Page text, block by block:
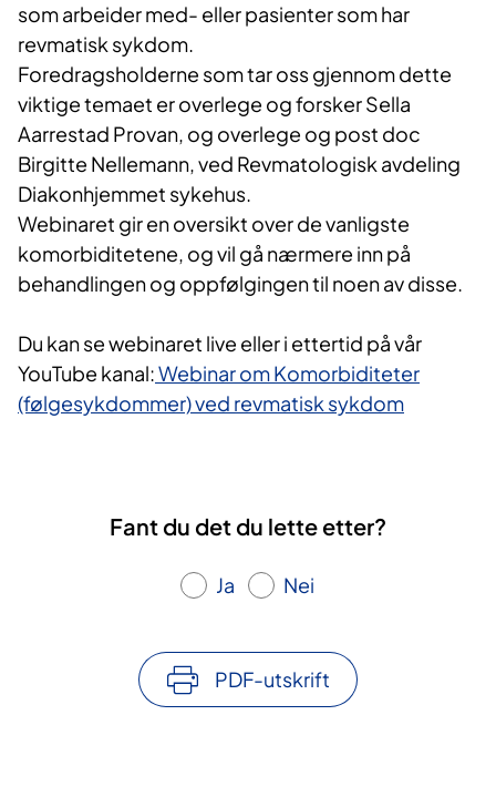
som arbeider med- eller pasienter som har
revmatisk sykdom.
Foredragsholderne som tar oss gjennom dette
viktige temaet er overlege og forsker Sella
Aarrestad Provan, og overlege og post doc
Birgitte Nellemann, ved Revmatologisk avdeling
Diakonhjemmet sykehus.
Webinaret gir en oversikt over de vanligste
komorbiditetene, og vil gå nærmere inn på
behandlingen og oppfølgingen til noen av disse.
Du kan se webinaret live eller i ettertid på vår
YouTube kanal:Webinar om Komorbiditeter
(følgesykdommer) ved revmatisk sykdom​
Fant du det du lette etter?
Ja Nei
PDF-utskrift